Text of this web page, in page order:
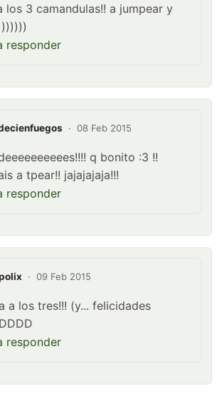
los 3 camandulas!! a jumpear y
responder
· 08 Feb 2015
q bonito :3 !!
a tpear!! jajajajaja!!!
responder
· 09 Feb 2015
a los tres!!! (y... felicidades
responder